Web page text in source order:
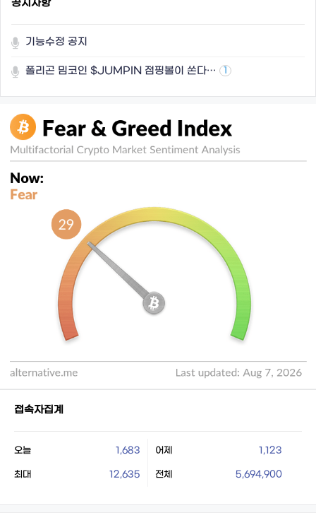
공지사항
기능수정 공지
폴리곤 밈코인 $JUMPIN 점핑볼이 쏜다… 1
접속자집계
오늘 1,683 어제 1,123
최대 12,635 전체 5,694,900